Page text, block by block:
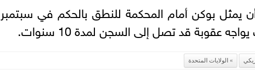
يمثل بوكن أمام المحكمة للنطق بالحكم في سبتمبر
عقوبة قد تصل إلى السجن لمدة 10 سنوات.
الولايات المتحدة